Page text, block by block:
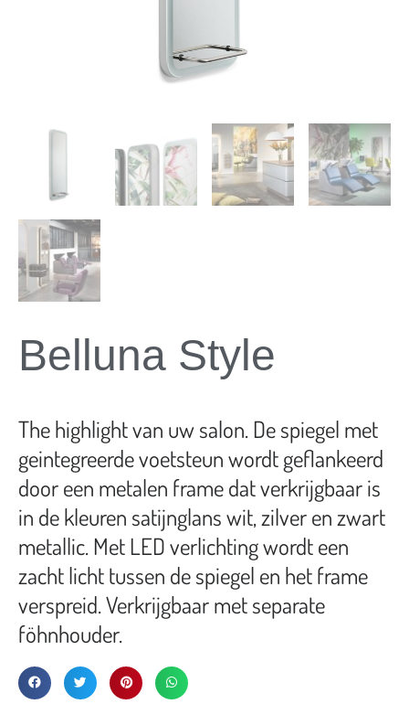
Belluna Style
The highlight van uw salon. De spiegel met
geintegreerde voetsteun wordt geflankeerd
door een metalen frame dat verkrijgbaar is
in de kleuren satijnglans wit, zilver en zwart
metallic. Met LED verlichting wordt een
zacht licht tussen de spiegel en het frame
verspreid. Verkrijgbaar met separate
föhnhouder.